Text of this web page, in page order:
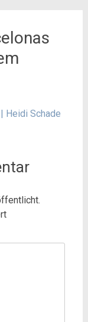
Heidi Schade